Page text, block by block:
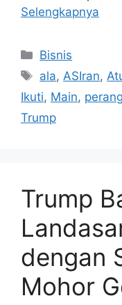
Selengkapnya
Kategori
Bisnis
Tag
ala,ASIran,
Ikuti, Main, perang
Trump
Trump
dengan
Mohor